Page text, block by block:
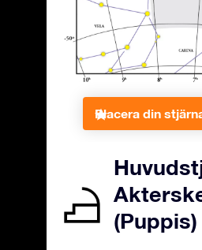
Placera din
(Puppis)